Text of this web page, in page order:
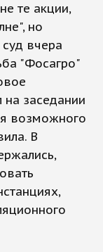
те акции,
но
вчера
"Фосагро"
на заседании
возможного
В